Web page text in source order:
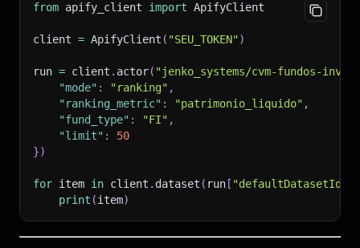
from apify_client import ApifyClient
client = ApifyClient ( "SEU_TOKEN")
run = client . actor( "jenko_systems/cvm-fundos-
"mode" : "ranking" ,
"ranking_metric" : "patrimonio_liquido" ,
"fund_type" : "FI" ,
"limit" :
50
})
for item in client . dataset ( run [ "defaultDatasetId"
print (item)